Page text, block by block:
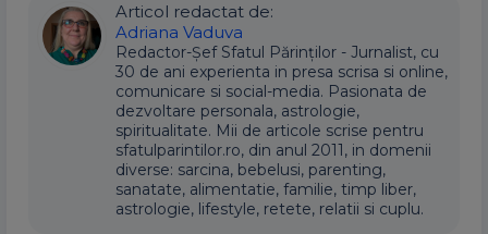
Articol redactat de:
Adriana Vaduva
Redactor-Șef Sfatul Părinților - Jurnalist, cu
30 de ani experienta in presa scrisa si online,
comunicare si social-media. Pasionata de
dezvoltare personala, astrologie,
spiritualitate. Mii de articole scrise pentru
sfatulparintilor.ro, din anul 2011, in domenii
diverse: sarcina, bebelusi, parenting,
sanatate, alimentatie, familie, timp liber,
astrologie, lifestyle, retete, relatii si cuplu.